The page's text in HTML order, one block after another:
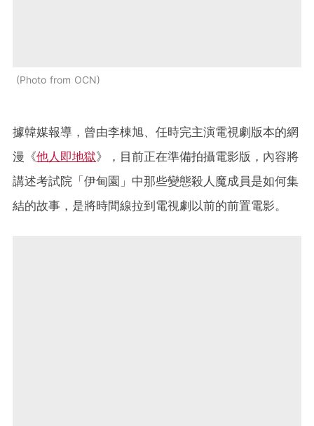
Photo from OCN
據韓媒報導，曾由李棟旭、任時完主演電視劇版本的網
漫《他人即地獄》，目前正在準備拍攝電影版，內容將
講述考試院「伊甸園」中那些變態殺人魔成員是如何集
結的故事，是將時間線拉到電視劇以前的前置電影。